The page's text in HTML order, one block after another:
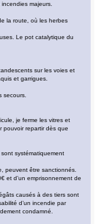
majeurs.
la route, où les herbes
Le pot catalytique du
sur les voies et
et garrigues.
secours.
je ferme les vitres et
pouvoir repartir dès que
systématiquement
peuvent être sanctionnés.
et d’un emprisonnement de
causés à des tiers sont
d’un incendie par
condamné.